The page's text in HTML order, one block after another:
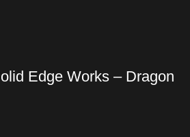
Edge Works – Dragon